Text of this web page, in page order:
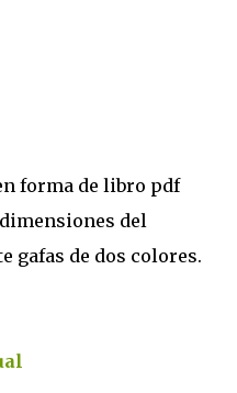
forma de libro pdf
del
gafas de dos colores.